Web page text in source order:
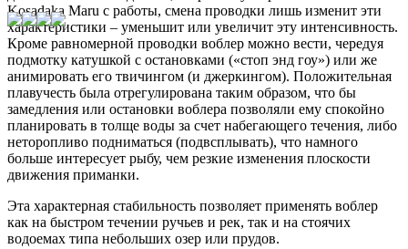
Kosadaka Maru с работы, смена проводки лишь изменит эти
характеристики – уменьшит или увеличит эту интенсивность.
Кроме равномерной проводки воблер можно вести, чередуя
подмотку катушкой с остановками («стоп энд гоу») или же
анимировать его твичингом (и джеркингом). Положительная
плавучесть была отрегулирована таким образом, что бы
замедления или остановки воблера позволяли ему спокойно
планировать в толще воды за счет набегающего течения, либо
неторопливо подниматься (подвсплывать), что намного
больше интересует рыбу, чем резкие изменения плоскости
движения приманки.
Эта характерная стабильность позволяет применять воблер
как на быстром течении ручьев и рек, так и на стоячих
водоемах типа небольших озер или прудов.